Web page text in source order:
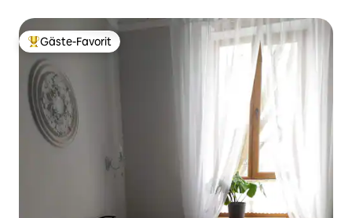
Beliebter Gäste-Favorit.
Gäste-Favorit